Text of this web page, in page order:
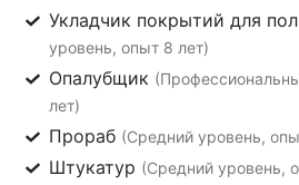
Укладчик покрытий для
уровень, опыт 8 лет)
Опалубщик
лет)
Прораб (Средний уровень,
Штукатур (Средний уровень,